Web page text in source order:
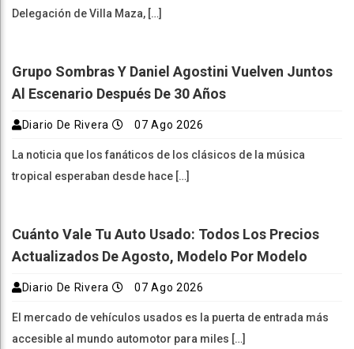
Delegación de Villa Maza, […]
Grupo Sombras Y Daniel Agostini Vuelven Juntos
Al Escenario Después De 30 Años
Diario De Rivera 07 Ago 2026
La noticia que los fanáticos de los clásicos de la música
tropical esperaban desde hace […]
Cuánto Vale Tu Auto Usado: Todos Los Precios
Actualizados De Agosto, Modelo Por Modelo
Diario De Rivera 07 Ago 2026
El mercado de vehículos usados es la puerta de entrada más
accesible al mundo automotor para miles […]